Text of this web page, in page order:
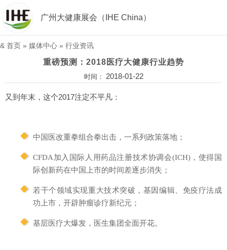
广州大健康展会（IHE China）
& 首页 » 媒体中心 » 行业资讯
重磅预测：2018医疗大健康行业趋势
时间： 2018-01-22
又到年末，这个2017注定不平凡：
中国医改重拳组合拳出击，一系列政策落地；
CFDA加入国际人用药品注册技术协调会(ICH)，使得国
际创新药在中国上市的时间差逐步消失；
若干个领域实现重大技术突破，基因编辑、免疫疗法成
功上市，开辟肿瘤诊疗新纪元；
基层医疗大爆发，医生集团全面开花。